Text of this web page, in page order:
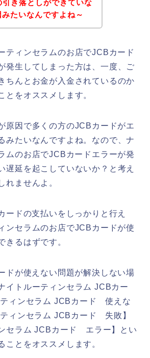
き落としができていな
たいなんですよね～
ティンセラムのお店でJCBカード
発生してしまった方は、一度、ご
ちんとお金が入金されているのか
とをオススメします。
原因で多くの方のJCBカードがエ
みたいなんですよね。なので、ナ
ムのお店でJCBカードエラーが発
遅延を起こしていないか？と考え
れませんよ。
ードの支払いをしっかりと行え
ンセラムのお店でJCBカードが使
きるはずです。
ドが使えない問題が解決しない場
イトルーティンセラム JCBカー
ティンセラム JCBカード 使えな
ィンセラム JCBカード 失敗】
セラム JCBカード エラー】とい
ことをオススメします。